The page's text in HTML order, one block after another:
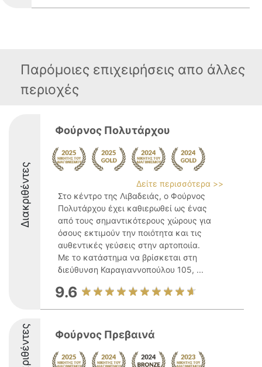
Παρόμοιες επιχειρήσεις απο άλλες
περιοχές
Διακριθέντες
Φούρνος Πολυτάρχου
Δείτε περισσότερα >>
Στο κέντρο της Λιβαδειάς, ο Φούρνος
Πολυτάρχου έχει καθιερωθεί ως ένας
από τους σημαντικότερους χώρους για
όσους εκτιμούν την ποιότητα και τις
αυθεντικές γεύσεις στην αρτοποιία.
Με το κατάστημα να βρίσκεται στη
διεύθυνση Καραγιαννοπούλου 105, ...
9.6
Φούρνος Πρεβαινά